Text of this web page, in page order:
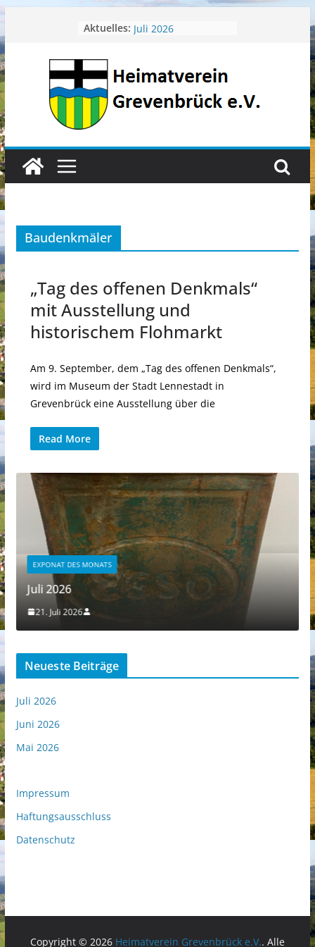
Zum
Inhalt
springen
Aktuelles: Juli 2026
Heimatverein aktuell
Baudenkmäler
„Tag des offenen Denkmals“
mit Ausstellung und
historischem Flohmarkt
Am 9. September, dem „Tag des offenen Denkmals“,
wird im Museum der Stadt Lennestadt in
Grevenbrück eine Ausstellung über die
Read More
EXPONAT DES MONATS
Juli 2026
21. Juli 2026
Neueste Beiträge
Juli 2026
Juni 2026
Mai 2026
Impressum
Haftungsausschluss
Datenschutz
Copyright © 2026 Heimatverein Grevenbrück e.V.. Alle